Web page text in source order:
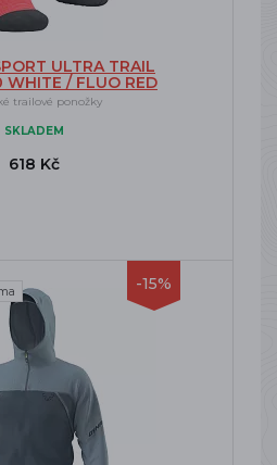
ULTRA TRAIL
WHITE / FLUO RED
trailové ponožky
SKLADEM
618 Kč
-15%